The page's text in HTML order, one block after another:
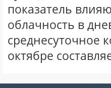
показатель
облачность в
среднесуточное
октябре